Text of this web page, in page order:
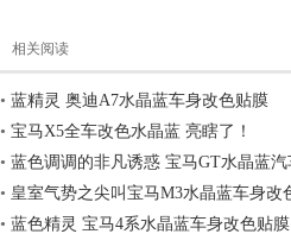
相关阅读
• 蓝精灵 奥迪A7水晶蓝车身改色贴膜
• 宝马X5全车改色水晶蓝 亮瞎了！
• 蓝色调调的非凡诱惑 宝马GT水晶蓝
• 皇室气势之尖叫宝马M3水晶蓝车身改
• 蓝色精灵 宝马4系水晶蓝车身改色贴膜